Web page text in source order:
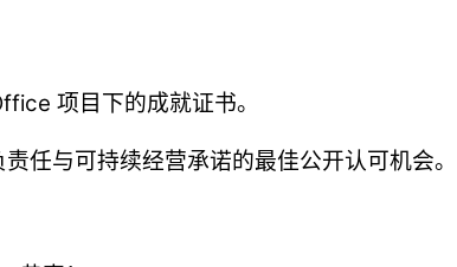
项目下的成就证书。
任与可持续经营承诺的最佳公开认可机会。